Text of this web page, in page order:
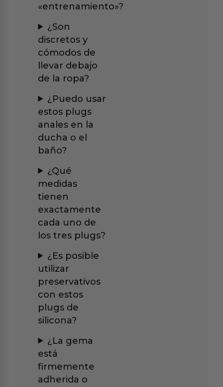
«entrenamiento»?
¿Son
discretos y
cómodos de
llevar debajo
de la ropa?
¿Puedo usar
estos plugs
anales en la
ducha o el
baño?
¿Qué
medidas
tienen
exactamente
cada uno de
los tres plugs?
¿Es posible
utilizar
preservativos
con estos
plugs de
silicona?
¿La gema
está
firmemente
adherida o